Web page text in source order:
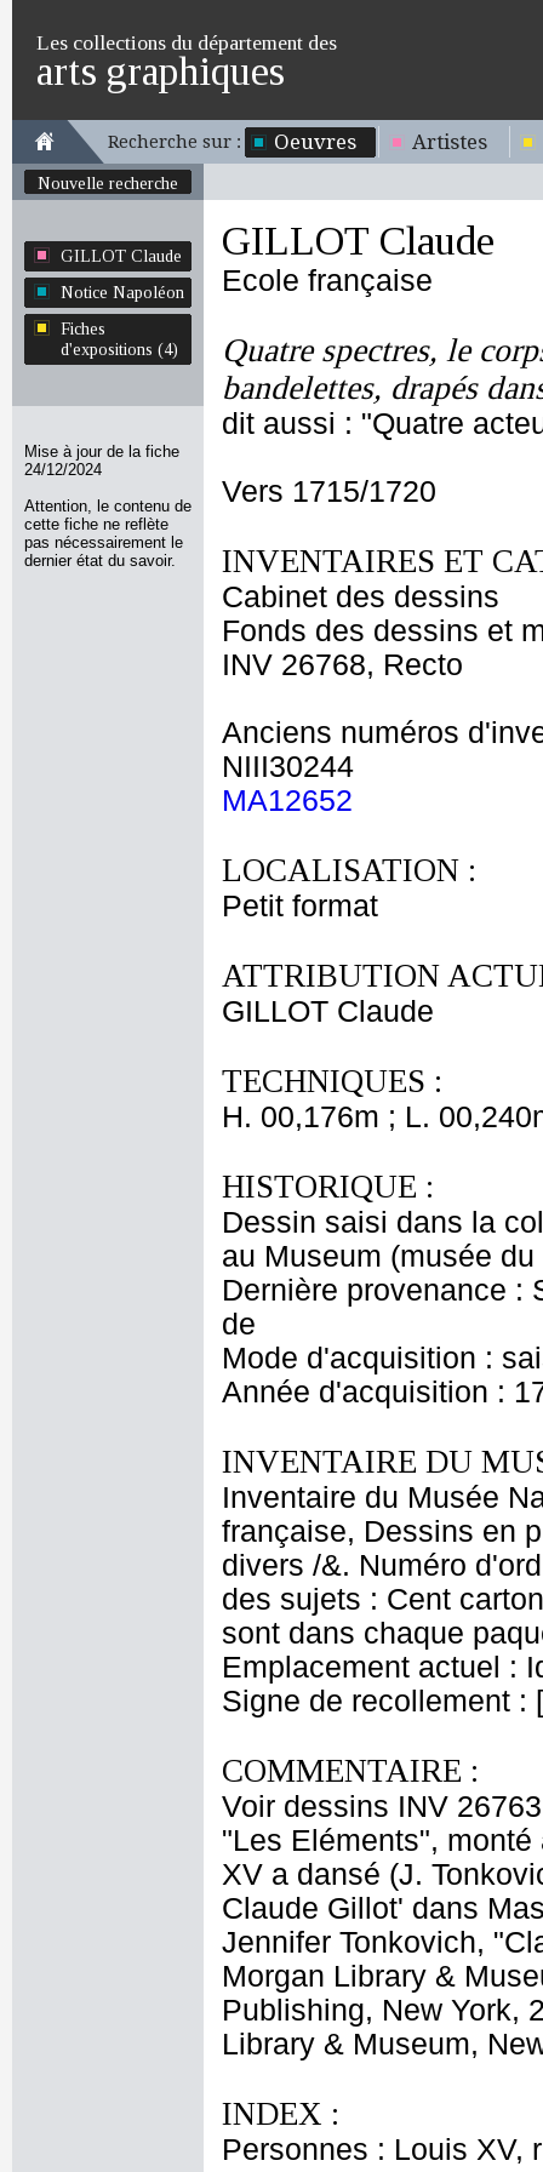
Les collections du département des
arts graphiques
Recherche sur : Oeuvres Artistes
Nouvelle recherche
GILLOT Claude
Notice Napoléon
Fiches
d'expositions (4)
Mise à jour de la fiche
24/12/2024
Attention, le contenu de
cette fiche ne reflète
pas nécessairement le
dernier état du savoir.
GILLOT Claude
Ecole française
Quatre spectres, le
bandelettes, drapés
dit aussi : "Quatre
Vers 1715/1720
INVENTAIRES ET
Cabinet des dessins
Fonds des dessins et
INV 26768, Recto
Anciens numéros
NIII30244
MA12652
LOCALISATION :
Petit format
ATTRIBUTION
GILLOT Claude
TECHNIQUES :
H. 00,176m ; L.
HISTORIQUE :
Dessin saisi dans la
au Museum (musée
Dernière provenance :
de
Mode d'acquisition :
Année d'acquisition :
INVENTAIRE DU
Inventaire du Musée
française, Dessins en
divers /&. Numéro
des sujets : Cent
sont dans chaque
Emplacement actuel :
Signe de recollement :
COMMENTAIRE :
Voir dessins INV
"Les Eléments",
XV a dansé (J.
Claude Gillot' dans
Jennifer Tonkovich,
Morgan Library &
Publishing, New York,
Library & Museum,
INDEX :
Personnes : Louis XV,